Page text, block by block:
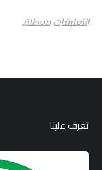
التعليقات معطلة.
تعرف علينا